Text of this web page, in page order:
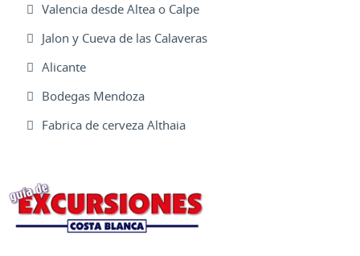
Valencia desde Altea o Calpe
Jalon y Cueva de las Calaveras
Alicante
Bodegas Mendoza
Fabrica de cerveza Althaia